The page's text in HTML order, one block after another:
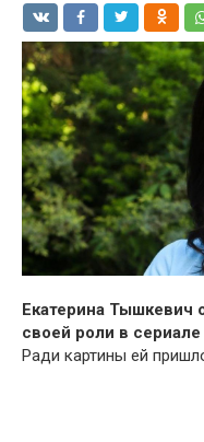
Екатерина Тышкевич
своей роли в
Ради картины ей